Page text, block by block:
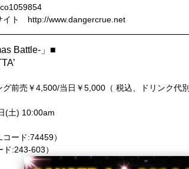
イト http://www.dangercrue.net
Battle-」■
前売￥4,500/当日￥5,000（ 税込、ドリンク代別
(土) 10:00am
ード:74459）
:243-603）